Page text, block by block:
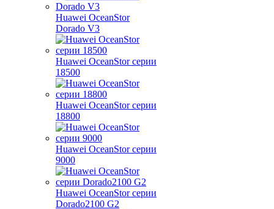
Huawei OceanStor
Dorado V3
Huawei OceanStor серии
18500
Huawei OceanStor серии
18800
Huawei OceanStor серии
9000
Huawei OceanStor серии
Dorado2100 G2